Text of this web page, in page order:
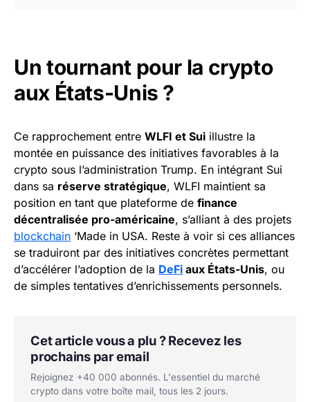
Un tournant pour la crypto
aux États-Unis ?
Ce rapprochement entre WLFI et Sui illustre la
montée en puissance des initiatives favorables à la
crypto sous l’administration Trump. En intégrant Sui
dans sa réserve stratégique, WLFI maintient sa
position en tant que plateforme de finance
décentralisée pro-américaine, s’alliant à des projets
blockchain ‘Made in USA. Reste à voir si ces alliances
se traduiront par des initiatives concrètes permettant
d’accélérer l’adoption de la DeFi aux États-Unis, ou
de simples tentatives d’enrichissements personnels.
Cet article vous a plu ? Recevez les
prochains par email
Rejoignez +40 000 abonnés. L'essentiel du marché
crypto dans votre boîte mail, tous les 2 jours.